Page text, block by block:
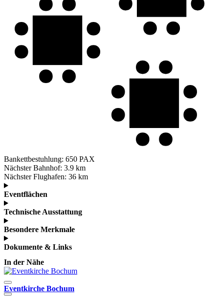
Bankettbestuhlung: 650 PAX
Nächster Bahnhof: 3.9 km
Nächster Flughafen: 36 km
Eventflächen
Technische Ausstattung
Besondere Merkmale
Dokumente & Links
In der Nähe
Eventkirche Bochum